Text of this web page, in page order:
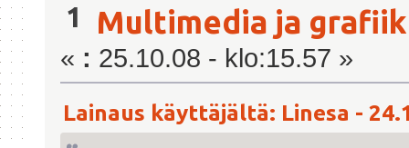
1 Multimedia ja
« : 25.10.08 - klo:15.57 »
Lainaus käyttäjältä: Linesa -